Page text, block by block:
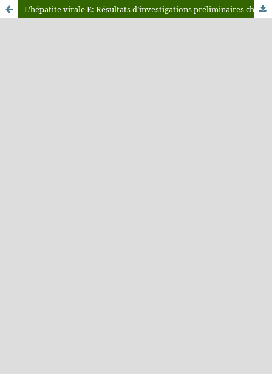
L’hépatite virale E: Résultats d’investigations préliminaires chez la poule pondeuse et la poule reproductrice